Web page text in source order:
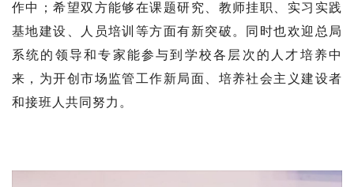
作中；希望双方能够在课题研究、教师挂职、实习实践
基地建设、人员培训等方面有新突破。同时也欢迎总局
系统的领导和专家能参与到学校各层次的人才培养中
来，为开创市场监管工作新局面、培养社会主义建设者
和接班人共同努力。